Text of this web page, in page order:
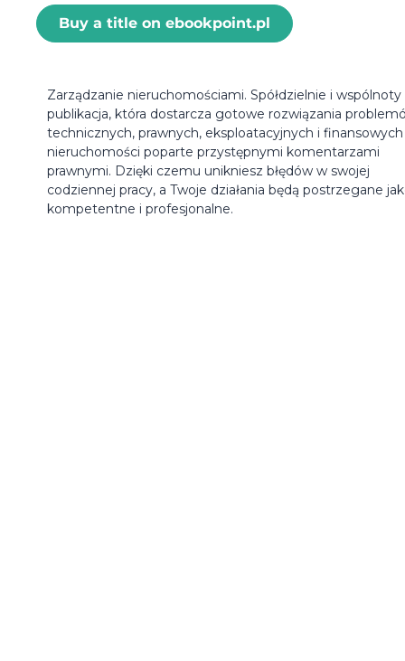
Buy a title on ebookpoint.pl
Zarządzanie nieruchomościami. Spółdzielnie i
publikacja, która dostarcza gotowe rozwiązania
technicznych, prawnych, eksploatacyjnych i finansowych
nieruchomości poparte przystępnymi komentarzami
prawnymi. Dzięki czemu unikniesz błędów w swojej
codziennej pracy, a Twoje działania będą postrzegane
kompetentne i profesjonalne.